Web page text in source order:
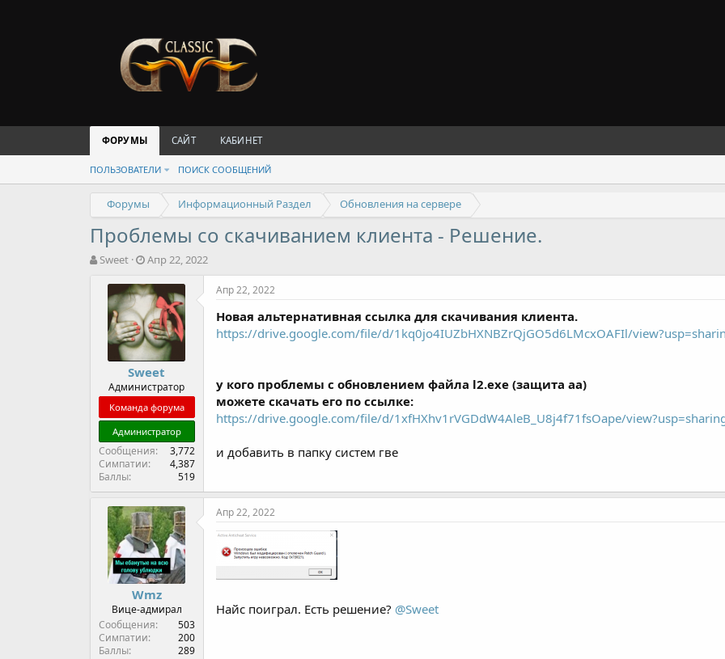
ФОРУМЫ САЙТ КАБИНЕТ
ПОЛЬЗОВАТЕЛИ ПОИСК СООБЩЕНИЙ
Форумы Информационный Раздел Обновления на сервере
Проблемы со скачиванием клиента - Решение.
А
Sweet
Д
т
а
н
а
ч
а
л
а
Апр 22, 2022
Sweet
Администратор
Команда форума
Администратор
Сообщения
3,772
Симпатии
4,387
Баллы
519
Апр 22, 2022
Новая альтернативная ссылка для скачивания клиента.
https://drive.google.com/file/d/1kq0jo4IUZbHXNBZrQjGO5d6LMcxOAFIl/
у кого проблемы с обновлением файла l2.exe (защита аа)
можете скачать его по ссылке:
https://drive.google.com/file/d/1xfHXhv1rVGDdW4AleB_U8j4f71fsOape/
и добавить в папку систем гве
Wmz
Вице-адмирал
Сообщения
503
Симпатии
200
Баллы
289
Апр 22, 2022
Найс поиграл. Есть решение? @Sweet